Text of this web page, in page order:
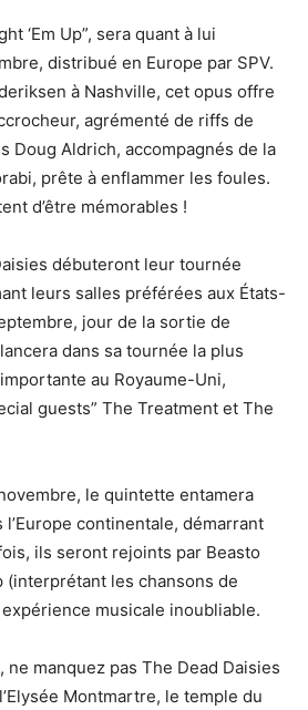
‘Em Up”, sera quant à lui
distribué en Europe par SPV.
à Nashville, cet opus offre
agrémenté de riffs de
Doug Aldrich, accompagnés de la
prête à enflammer les foules.
d’être mémorables !
débuteront leur tournée
leurs salles préférées aux États-
jour de la sortie de
dans sa tournée la plus
au Royaume-Uni,
guests” The Treatment et The
le quintette entamera
continentale, démarrant
ils seront rejoints par Beasto
(interprétant les chansons de
musicale inoubliable.
ne manquez pas The Dead Daisies
Montmartre, le temple du